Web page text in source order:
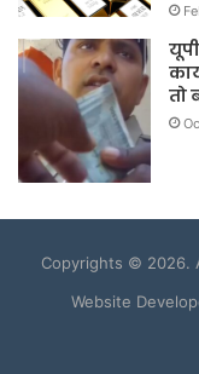
तो
Copyrights © 2026.
Website